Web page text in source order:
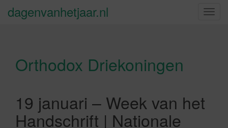
S
dagenvanhetjaar.nl
Orthodox Driekoningen
19 januari – Week van het
Handschrift | Nationale